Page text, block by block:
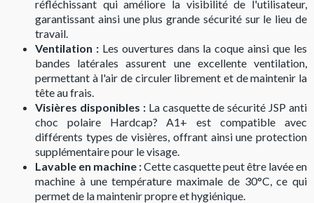
réfléchissant qui améliore la visibilité de l'utilisateur,
garantissant ainsi une plus grande sécurité sur le lieu de
travail.
Ventilation :Les ouvertures dans la coque ainsi que les
bandes latérales assurent une excellente ventilation,
permettant à l'air de circuler librement et de maintenir la
tête au frais.
Visières disponibles :La casquette de sécurité JSP anti
choc polaire Hardcap? A1+ est compatible avec
différents types de visières, offrant ainsi une protection
supplémentaire pour le visage.
Lavable en machine :Cette casquette peut être lavée en
machine à une température maximale de 30°C, ce qui
permet de la maintenir propre et hygiénique.